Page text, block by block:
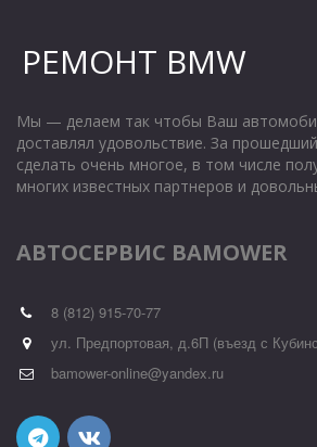
РЕМОНТ BMW
Мы — делаем так чтобы Ваш
доставлял удовольствие. За
сделать очень многое, в том числе
многих известных партнеров и
АВТОСЕРВИС BAMOWER
8 (812) 915-70-77
ул. Предпортовая, д.6П (въезд с
bamower-online@yandex.ru